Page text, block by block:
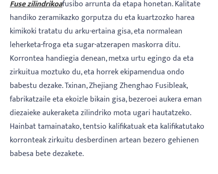
Fuse zilindrikoafusibo arrunta da etapa honetan. Kalitate
handiko zeramikazko gorputza du eta kuartzozko harea
kimikoki tratatu du arku-ertaina gisa, eta normalean
leherketa-froga eta sugar-atzerapen maskorra ditu.
Korrontea handiegia denean, metxa urtu egingo da eta
zirkuitua moztuko du, eta horrek ekipamendua ondo
babestu dezake. Txinan, Zhejiang Zhenghao Fusibleak,
fabrikatzaile eta ekoizle bikain gisa, bezeroei aukera eman
diezaieke aukeraketa zilindriko mota ugari hautatzeko.
Hainbat tamainatako, tentsio kalifikatuak eta kalifikatutako
korronteak zirkuitu desberdinen artean bezero gehienen
babesa bete dezakete.